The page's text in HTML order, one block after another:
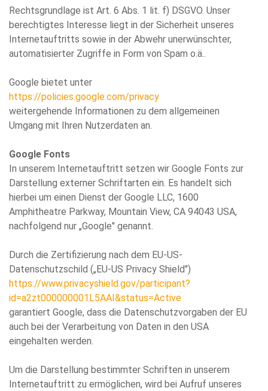
Rechtsgrundlage ist Art. 6 Abs. 1 lit. f) DSGVO. Unser
berechtigtes Interesse liegt in der Sicherheit unseres
Internetauftritts sowie in der Abwehr unerwünschter,
automatisierter Zugriffe in Form von Spam o.ä..
Google bietet unter
https://policies.google.com/privacy
weitergehende Informationen zu dem allgemeinen
Umgang mit Ihren Nutzerdaten an.
Google Fonts
In unserem Internetauftritt setzen wir Google Fonts zur
Darstellung externer Schriftarten ein. Es handelt sich
hierbei um einen Dienst der Google LLC, 1600
Amphitheatre Parkway, Mountain View, CA 94043 USA,
nachfolgend nur „Google" genannt.
Durch die Zertifizierung nach dem EU-US-
Datenschutzschild („EU-US Privacy Shield")
https://www.privacyshield.gov/participant?
id=a2zt000000001L5AAI&status=Active
garantiert Google, dass die Datenschutzvorgaben der EU
auch bei der Verarbeitung von Daten in den USA
eingehalten werden.
Um die Darstellung bestimmter Schriften in unserem
Internetauftritt zu ermöglichen, wird bei Aufruf unseres